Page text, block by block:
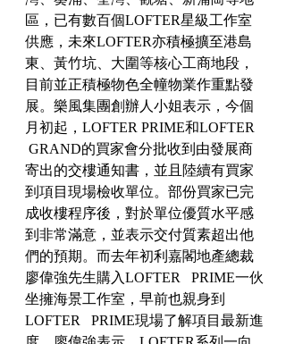
區，已有數百個LOFTER星級工作室
供應，未來LOFTER亦積極擴至港島
東、黃竹坑、大圍等核心工商地段，
目前並正積極物色全幢物業作重點發
展。樂風集團創辦人小姐表示，今個
月初起，LOFTER PRIME和LOFTER
GRAND的買家會分批收到由發展商
寄出的交樓通知書，並且陸續有買家
到項目現場檢收單位。部份買家已完
成收樓程序後，對於單位優質水平感
到非常滿意，並表示交付質素超出他
們的預期。而去年初利嘉閣地產總裁
廖偉強先生購入LOFTER   PRIME一伙
坐擁海景工作室，早前也親身到
LOFTER   PRIME現場了解項目最新進